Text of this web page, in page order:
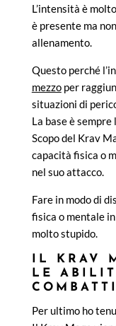
L’intensità è
è presente ma
allenamento.
Questo perché
mezzoper
situazioni di
La base è
Scopo del Krav
capacità fisica o
nel suo attacco.
Fare in modo di
fisica o mentale
molto stupido.
IL KRAV
LE
Per ultimo ho